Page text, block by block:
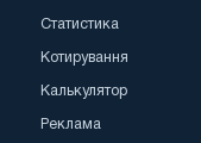
Статистика
Котирування
Калькулятор
Реклама